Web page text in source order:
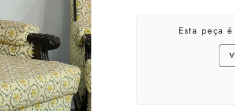
Esta peça